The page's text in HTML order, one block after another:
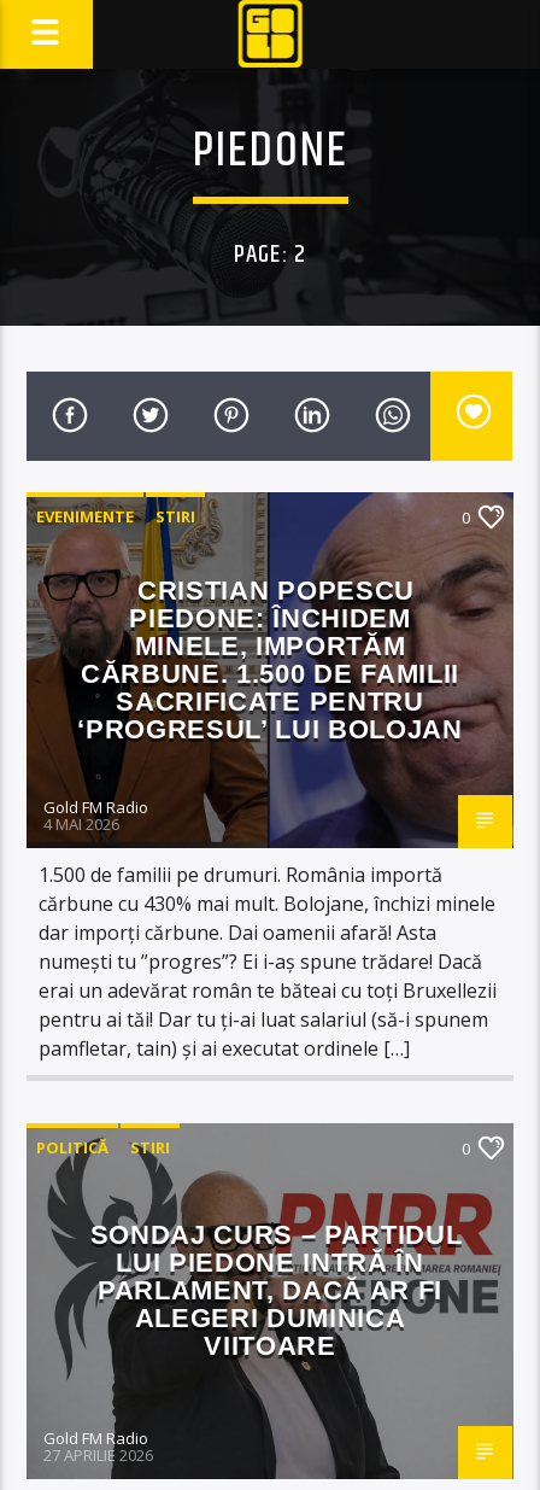
PIEDONE
PAGE: 2
EVENIMENTE STIRI 0
CRISTIAN POPESCU
PIEDONE: ÎNCHIDEM
MINELE, IMPORTĂM
CĂRBUNE. 1.500 DE FAMILII
SACRIFICATE PENTRU
‘PROGRESUL’ LUI BOLOJAN
Gold FM Radio
4 MAI 2026
1.500 de familii pe drumuri. România importă
cărbune cu 430% mai mult. Bolojane, închizi minele
dar imporți cărbune. Dai oamenii afară! Asta
numești tu ”progres”? Ei i-aș spune trădare! Dacă
erai un adevărat român te băteai cu toți Bruxellezii
pentru ai tăi! Dar tu ți-ai luat salariul (să-i spunem
pamfletar, tain) și ai executat ordinele […]
POLITICĂ STIRI 0
SONDAJ CURS – PARTIDUL
LUI PIEDONE INTRĂ ÎN
PARLAMENT, DACĂ AR FI
ALEGERI DUMINICA
VIITOARE
Gold FM Radio
27 APRILIE 2026